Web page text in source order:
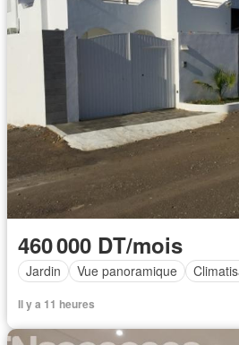
460 000 DT/mois
Jardin Vue panoramique
Il y a 11 heures